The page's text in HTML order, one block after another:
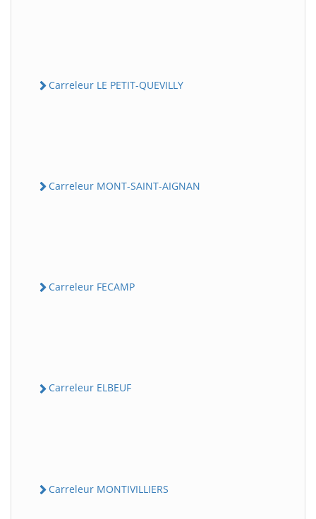
Carreleur LE PETIT-QUEVILLY
Carreleur MONT-SAINT-AIGNAN
Carreleur FECAMP
Carreleur ELBEUF
Carreleur MONTIVILLIERS